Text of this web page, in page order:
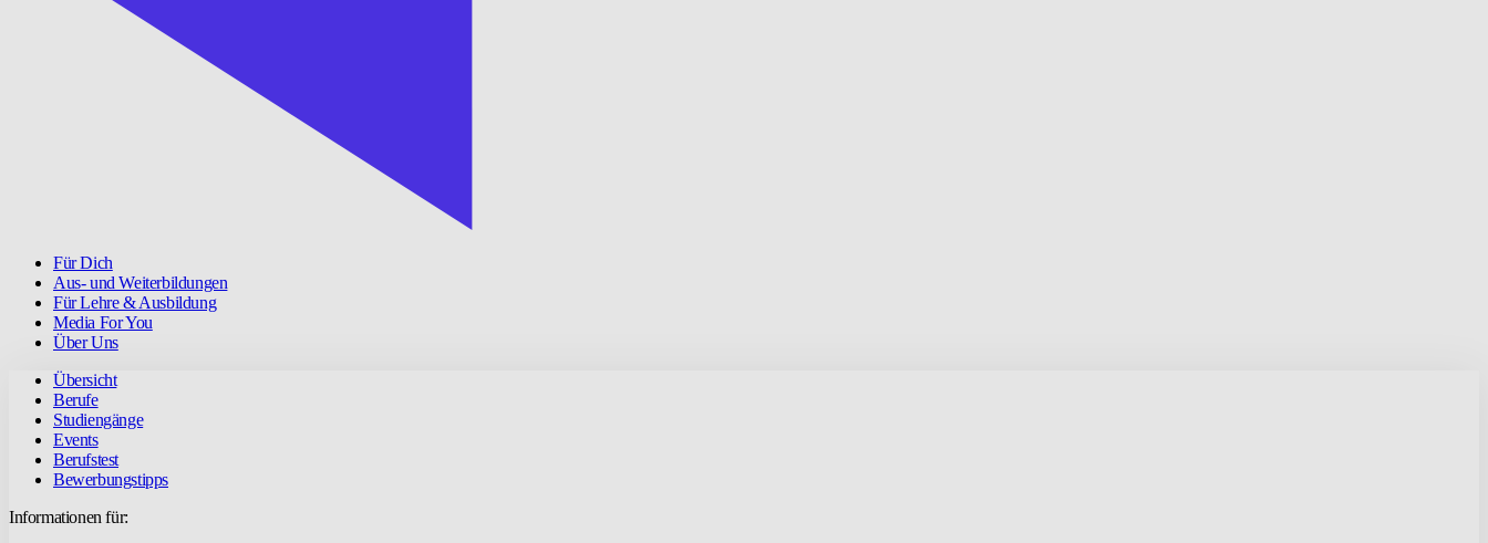
Für Dich
Aus- und Weiterbildungen
Für Lehre & Ausbildung
Media For You
Über Uns
Übersicht
Berufe
Studiengänge
Events
Berufstest
Bewerbungstipps
Informationen für: